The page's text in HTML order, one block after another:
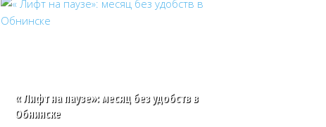
« Лифт на паузе»: месяц без удобств в
Обнинске